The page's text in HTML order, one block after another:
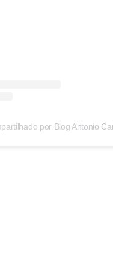
por Blog Antonio